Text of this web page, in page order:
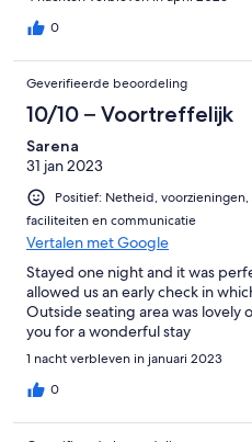
0
Geverifieerde beoordeling
10/10 – Voortreffelijk
Sarena
31 jan 2023
Positief: Netheid,
faciliteiten en communicatie
Vertalen met Google
Stayed one night and it was
allowed us an early check in
Outside seating area was lovely
you for a wonderful stay
1 nacht verbleven in januari 2023
0